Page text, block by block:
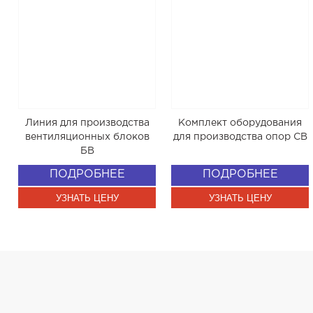
Линия для производства
вентиляционных блоков
БВ
ПОДРОБНЕЕ
УЗНАТЬ ЦЕНУ
Комплект оборудования
для производства опор СВ
ПОДРОБНЕЕ
УЗНАТЬ ЦЕНУ